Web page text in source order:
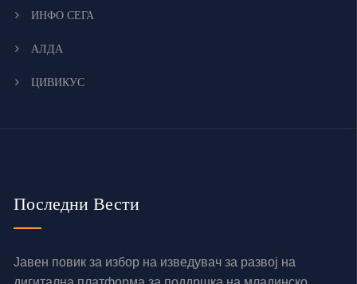
ИНФО СЕГА
АЛДА
ЦИВИКУС
Последни Вести
Јавен повик за избор на изведувач за развој на